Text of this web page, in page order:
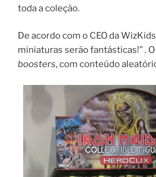
toda a coleção.
De acordo com o CEO da
miniaturas serão fantásticas!” .
boosters, com conteúdo